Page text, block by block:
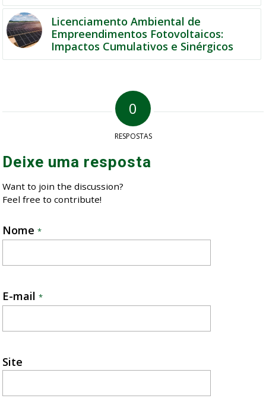
Licenciamento Ambiental de
Empreendimentos Fotovoltaicos:
Impactos Cumulativos e Sinérgicos
0
RESPOSTAS
Deixe uma resposta
Want to join the discussion?
Feel free to contribute!
Nome*
E-mail*
Site